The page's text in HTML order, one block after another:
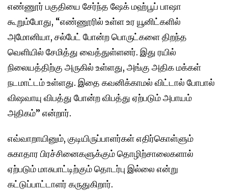
எண்ணூர் பகுதியை சேர்ந்த ஷேக் மஹ்பூப் பாஷா
கூறும்போது, “எண்ணூரில் உள்ள உர யூனிட்களில்
அமோனியா, சல்பேட் போன்ற பொருட்களை திறந்த
வெளியில் சேமித்து வைத்துள்ளனர். இது ரயில்
நிலையத்திற்கு அருகில் உள்ளது, அங்கு அதிக மக்கள்
நடமாட்டம் உள்ளது. இதை கவனிக்காமல் விட்டால் போபால்
விஷவாயு விபத்து போன்ற விபத்து ஏற்படும் அபாயம்
அதிகம்” என்றார்.
எவ்வாறாயினும், குடியிருப்பாளர்கள் எதிர்கொள்ளும்
சுகாதார பிரச்சினைகளுக்கும் தொழிற்சாலைகளால்
ஏற்படும் மாசுபாட்டிற்கும் தொடர்பு இல்லை என்று
கட்டுப்பாட்டாளர் கருதுகிறார்.